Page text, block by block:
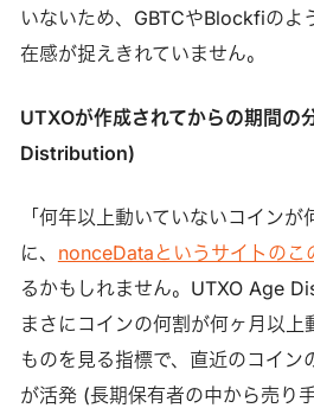
いないため、GBTCやBlockfiのよ
在感が捉えきれていません。
UTXOが作成されてからの期間の
Distribution)
「何年以上動いていないコイン
に、 nonceDataというサイトのこ
るかもしれません。UTXO Age
まさにコインの何割が何ヶ月以上
ものを見る指標で、直近のコイン
が活発 (長期保有者の中から売り